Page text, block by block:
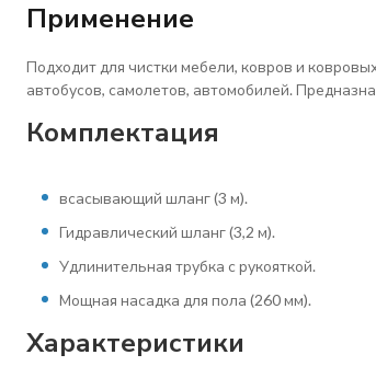
Применение
Подходит для чистки мебели, ковров и
автобусов, самолетов, автомобилей.
Комплектация
всасывающий шланг (3 м).
Гидравлический шланг (3,2 м).
Удлинительная трубка с рукояткой.
Мощная насадка для пола (260 мм).
Характеристики